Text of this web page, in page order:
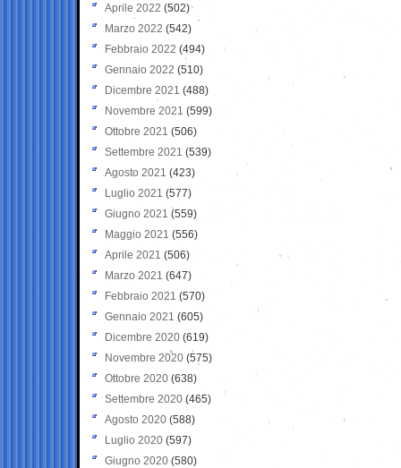
Aprile 2022 (502)
Marzo 2022 (542)
Febbraio 2022 (494)
Gennaio 2022 (510)
Dicembre 2021 (488)
Novembre 2021 (599)
Ottobre 2021 (506)
Settembre 2021 (539)
Agosto 2021 (423)
Luglio 2021 (577)
Giugno 2021(559)
Maggio 2021 (556)
Aprile 2021 (506)
Marzo 2021 (647)
Febbraio 2021 (570)
Gennaio 2021 (605)
Dicembre 2020 (619)
Novembre 2020 (575)
Ottobre 2020 (638)
Settembre 2020(465)
Agosto 2020 (588)
Luglio 2020 (597)
Giugno 2020 (580)